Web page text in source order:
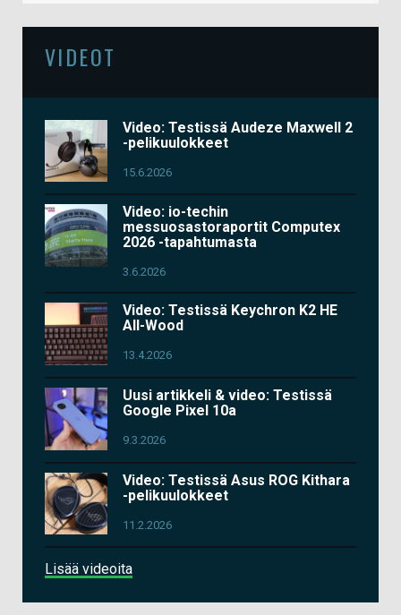
VIDEOT
Video: Testissä Audeze Maxwell 2
-pelikuulokkeet
15.6.2026
Video: io-techin
messuosastoraportit Computex
2026 -tapahtumasta
3.6.2026
Video: Testissä Keychron K2 HE
All-Wood
13.4.2026
Uusi artikkeli & video: Testissä
Google Pixel 10a
9.3.2026
Video: Testissä Asus ROG Kithara
-pelikuulokkeet
11.2.2026
Lisää videoita